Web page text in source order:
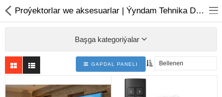
Proýektorlar we aksesuarlar | Ýyndam Tehnika Dünýäsi
Başga kategoriýalar
GAPDAL PANELI